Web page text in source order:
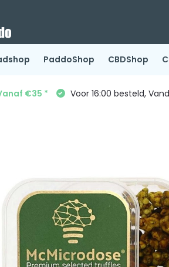
PaddoShop CBDShop
€35 * Voor 16:00 besteld,